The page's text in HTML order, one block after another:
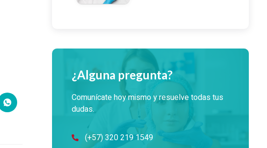
¿Alguna pregunta?
Comunícate hoy mismo y resuelve todas tus
dudas.
(+57) 320 219 1549